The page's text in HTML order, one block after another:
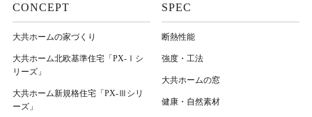
CONCEPT
大共ホームの家づくり
大共ホーム北欧基準住宅「PX-Ⅰシ
リーズ」
大共ホーム新規格住宅「PX-Ⅲシリ
ーズ」
SPEC
断熱性能
強度・工法
大共ホームの窓
健康・自然素材